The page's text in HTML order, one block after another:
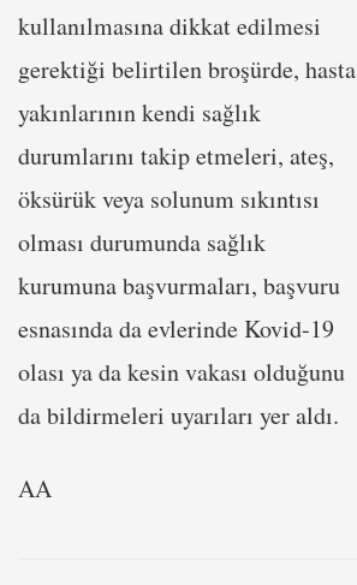
kullanılmasına dikkat edilmesi
gerektiği belirtilen broşürde, hasta
yakınlarının kendi sağlık
durumlarını takip etmeleri, ateş,
öksürük veya solunum sıkıntısı
olması durumunda sağlık
kurumuna başvurmaları, başvuru
esnasında da evlerinde Kovid-19
olası ya da kesin vakası olduğunu
da bildirmeleri uyarıları yer aldı.
AA